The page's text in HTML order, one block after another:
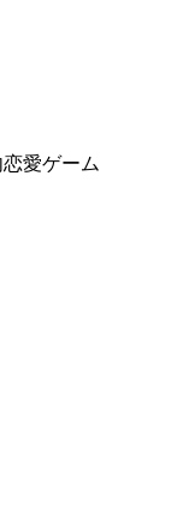
愛ゲーム